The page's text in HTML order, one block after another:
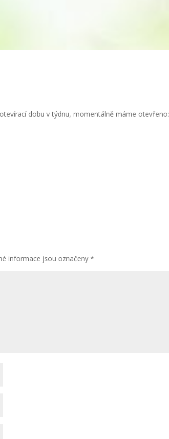
dobu v týdnu, momentálně máme otevřeno:
informace jsou označeny *